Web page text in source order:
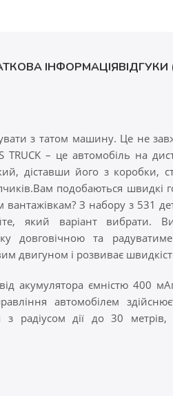
ІНФОРМАЦІЯВІДГУКИ
з татом машину. Це не
TRUCK – це автомобіль на
діставши його з коробки,
подобаються
вантажівкам? З набору з 531
який варіант вибрати.
довговічною та
двигуном і розвиває
акумулятора ємністю 400
автомобілем
з радіусом дії до 30